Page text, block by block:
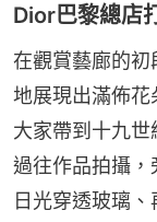
Dior巴黎總店
在觀賞藝廊的初
地展現出滿佈
大家帶到十九
過往作品拍攝
日光穿透玻璃